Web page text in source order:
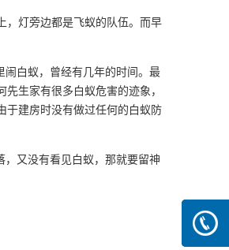
，灯旁边都是飞蚁的队伍。而早
白蚁，曾经有几年的时间。最
生家有很多白蚁危害的迹象，
于建房时没有做过任何的白蚁防
又没有看见白蚁，那就要留神